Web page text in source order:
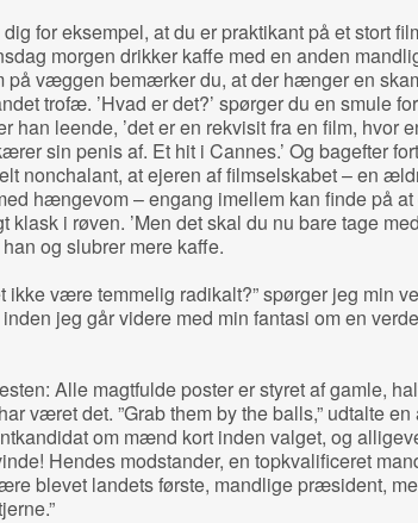
dig for eksempel, at du er praktikant på et stort
morgen drikker kaffe med en anden
på væggen bemærker du, at der hænger en
trofæ. ’Hvad er det?’ spørger du en smule
han leende, ’det er en rekvisit fra en film, hvor
sin penis af. Et hit i Cannes.’ Og bagefter
nonchalant, at ejeren af filmselskabet – en
hængevom – engang imellem kan finde på
klask i røven. ’Men det skal du nu bare tage
og slubrer mere kaffe.
ikke være temmelig radikalt?” spørger jeg min
jeg går videre med min fantasi om en
Alle magtfulde poster er styret af gamle,
været det. ”Grab them by the balls,” udtalte
om mænd kort inden valget, og
Hendes modstander, en topkvalificeret
blevet landets første, mandlige præsident,